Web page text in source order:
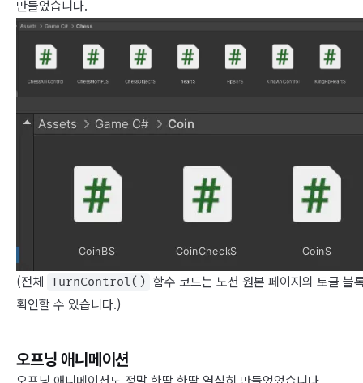
만들었습니다.
(전체 TurnControl() 함수 코드는 노션 원본 페이지의 토글 블
확인할 수 있습니다.)
오프닝 애니메이션